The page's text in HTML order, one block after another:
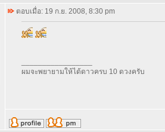
ตอบเมื่อ: 19 ก.ย. 2008, 8:30 pm
ผมจะพยายามให้ได้ดาวครบ 10 ดวงครับ